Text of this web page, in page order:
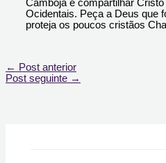
Camboja e compartilhar
Ocidentais. Peça a Deus que
proteja os poucos cristãos
← Post anterior
Post seguinte →